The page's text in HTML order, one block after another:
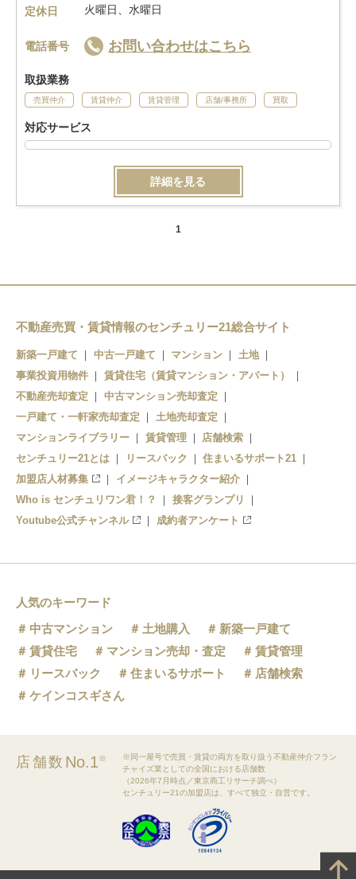
定休日
火曜日、水曜日
電話番号 お問い合わせはこちら
取扱業務
売買仲介 賃貸仲介 賃貸管理 店舗/事務所 買取
対応サービス
詳細を見る
1
不動産売買・賃貸情報のセンチュリー21総合サイト
新築一戸建て 中古一戸建て マンション
土地
事業投資用物件
賃貸住宅（賃貸マンション・アパート）
不動産売却査定
中古マンション売却査定
一戸建て・一軒家売却査定
土地売却査定
マンションライブラリー
賃貸管理
店舗検索
センチュリー21とは
リースバック
住まいるサポート21
加盟店人材募集
イメージキャラクター紹介
Who is センチュリワン君！？
接客グランプリ
Youtube公式チャンネル
成約者アンケート
人気のキーワード
中古マンション
土地購入
新築一戸建て
賃貸住宅
マンション売却・査定
賃貸管理
リースバック
住まいるサポート
店舗検索
ケインコスギさん
店舗数 No.1※
※同一屋号で売買・賃貸の両方を取り扱う不動産仲介フラン
チャイズ業としての全国における店舗数
（2026年7月時点／東京商工リサーチ調べ）
センチュリー21の加盟店は、すべて独立・自営です。